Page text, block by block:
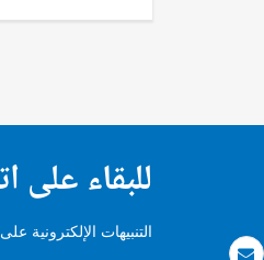
للبقاء
التنبيهات الإلكترونية على Project P089440